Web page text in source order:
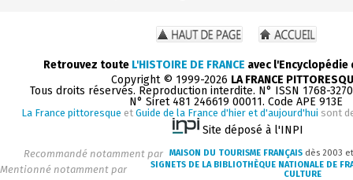
Retrouvez toute L'HISTOIRE DE FRANCE avec
Copyright © 1999-2026 LA FRANCE
Tous droits réservés. Reproduction interdite. N° ISSN 1768-
N° Siret 481 246619 00011. Code APE 913E
La France pittoresque et Guide de la France d'hier et d'aujourd'hui sont
Site déposé à l'INPI
Recommandé notamment par MAISON DU TOURISME FRANÇAIS dès 2003
Mentionné notamment par
SIGNETS DE LA BIBLIOTHÈQUE NATIONALE DE
CULTURE